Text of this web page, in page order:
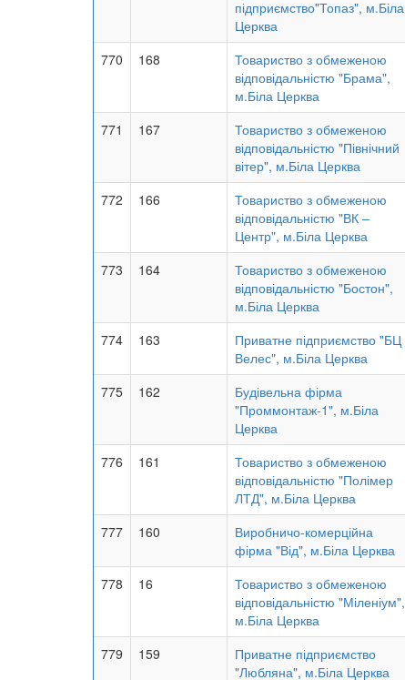
підприємство"Топаз", м.Біла
Церква
770 168
Товариство з обмеженою
відповідальністю "Брама",
м.Біла Церква
771 167
Товариство з обмеженою
відповідальністю "Північний
вітер", м.Біла Церква
772 166
Товариство з обмеженою
відповідальністю "ВК –
Центр", м.Біла Церква
773 164
Товариство з обмеженою
відповідальністю "Бостон",
м.Біла Церква
774 163
Приватне підприємство "БЦ
Велес", м.Біла Церква
775 162
Будівельна фірма
"Проммонтаж-1", м.Біла
Церква
776 161
Товариство з обмеженою
відповідальністю "Полімер
ЛТД", м.Біла Церква
777 160
Виробничо-комерційна
фірма "Від", м.Біла Церква
778 16
Товариство з обмеженою
відповідальністю "Міленіум",
м.Біла Церква
779 159
Приватне підприємство
"Любляна", м.Біла Церква